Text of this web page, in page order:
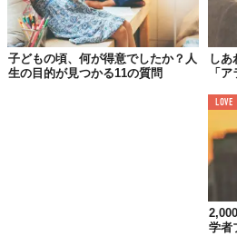
あるものが恒久になるということ
たなくなるということだ。
03.
泥水を綺麗にするなら、放ってお
子どもの頃、何が得意でしたか？人
生の目的が見つかる11の質問
しあ
「
LOVE
学者